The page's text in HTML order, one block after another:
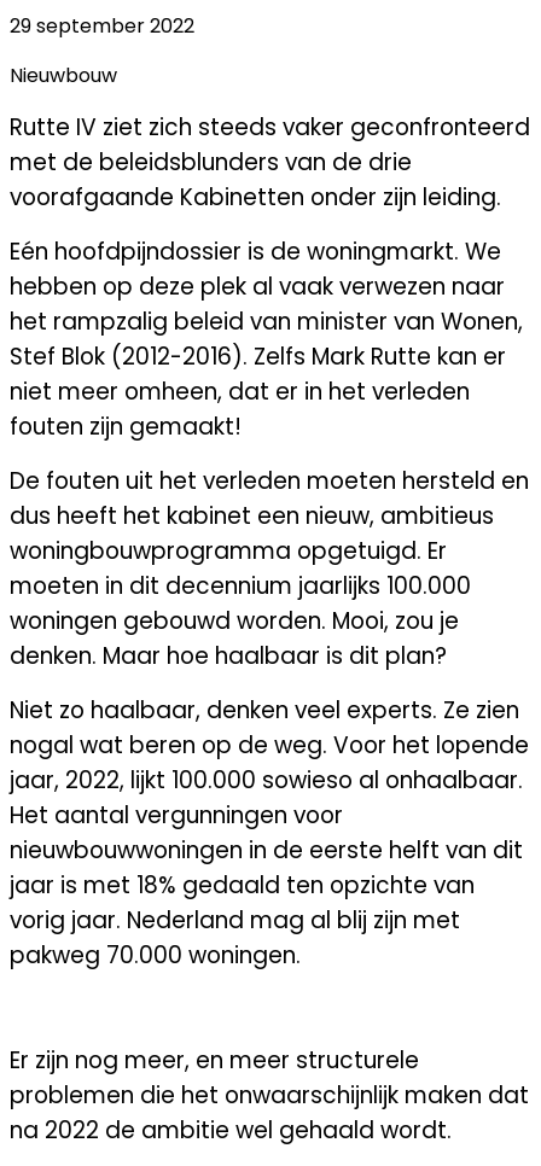
29 september 2022
Nieuwbouw
Rutte IV ziet zich steeds vaker geconfronteerd
met de beleidsblunders van de drie
voorafgaande Kabinetten onder zijn leiding.
Eén hoofdpijndossier is de woningmarkt. We
hebben op deze plek al vaak verwezen naar
het rampzalig beleid van minister van Wonen,
Stef Blok (2012-2016). Zelfs Mark Rutte kan er
niet meer omheen, dat er in het verleden
fouten zijn gemaakt!
De fouten uit het verleden moeten hersteld en
dus heeft het kabinet een nieuw, ambitieus
woningbouwprogramma opgetuigd. Er
moeten in dit decennium jaarlijks 100.000
woningen gebouwd worden. Mooi, zou je
denken. Maar hoe haalbaar is dit plan?
Niet zo haalbaar, denken veel experts. Ze zien
nogal wat beren op de weg. Voor het lopende
jaar, 2022, lijkt 100.000 sowieso al onhaalbaar.
Het aantal vergunningen voor
nieuwbouwwoningen in de eerste helft van dit
jaar is met 18% gedaald ten opzichte van
vorig jaar. Nederland mag al blij zijn met
pakweg 70.000 woningen.
Er zijn nog meer, en meer structurele
problemen die het onwaarschijnlijk maken dat
na 2022 de ambitie wel gehaald wordt.